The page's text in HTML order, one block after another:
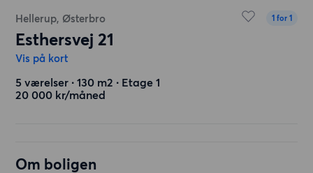
Hellerup, Østerbro 1 for 1
Esthersvej 21
Vis på kort
5 værelser ∙ 130 m2 ∙ Etage 1
20 000 kr/måned
Om boligen